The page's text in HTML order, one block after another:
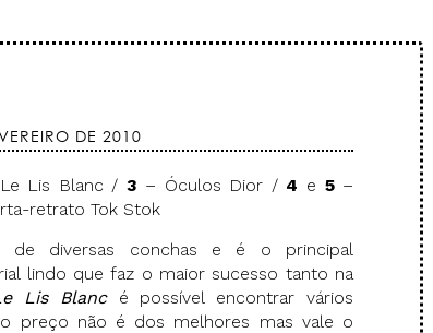
DE 2010
Lis Blanc / 3 – Óculos Dior / 4 e 5–
retrato Tok Stok
de diversas conchas e é o principal
lindo que faz o maior sucesso tanto na
Lis Blancé possível encontrar vários
preço não é dos melhores mas vale o